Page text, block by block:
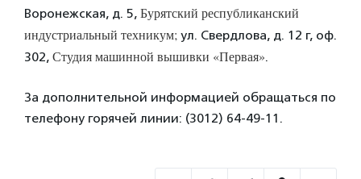
Воронежская, д. 5, Бурятский республиканский
индустриальный техникум; ул. Свердлова, д. 12 г, оф.
302, Студия машинной вышивки «Первая».
За дополнительной информацией обращаться по
телефону горячей линии: (3012) 64-49-11.